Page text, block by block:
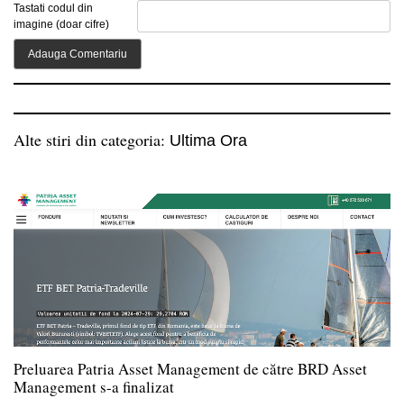
Tastati codul din
imagine (doar cifre)
Alte stiri din categoria: Ultima Ora
Preluarea Patria Asset Management de către BRD Asset
Management s-a finalizat